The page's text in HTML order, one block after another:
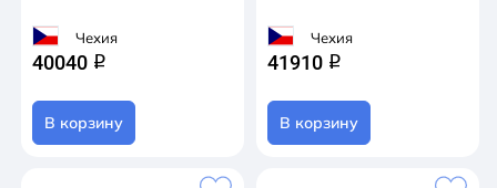
Чехия
40040 q
В корзину
Чехия
41910 q
В корзину